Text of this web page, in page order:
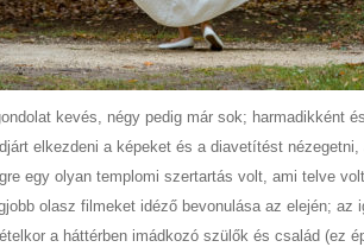
kevés, négy pedig már sok; harmadikként
elkezdeni a képeket és a diavetítést
egy olyan templomi szertartás volt, ami telve
olasz filmeket idéző bevonulása az elején; az
a háttérben imádkozó szülők és család (ez